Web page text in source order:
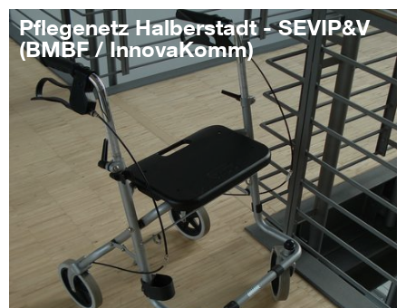
Pflegenetz Halberstadt - SEVIP&V
(BMBF / InnovaKomm)